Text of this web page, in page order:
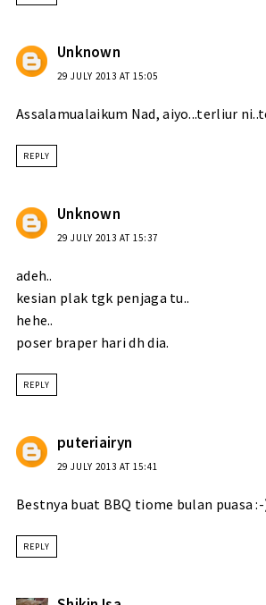
Unknown
29 JULY 2013 AT 15:05
Assalamualaikum Nad, aiyo...terliur
REPLY
Unknown
29 JULY 2013 AT 15:37
adeh..
kesian plak tgk penjaga tu..
hehe..
poser braper hari dh dia.
REPLY
puteriairyn
29 JULY 2013 AT 15:41
Bestnya buat BBQ tiome bulan puasa :-
REPLY